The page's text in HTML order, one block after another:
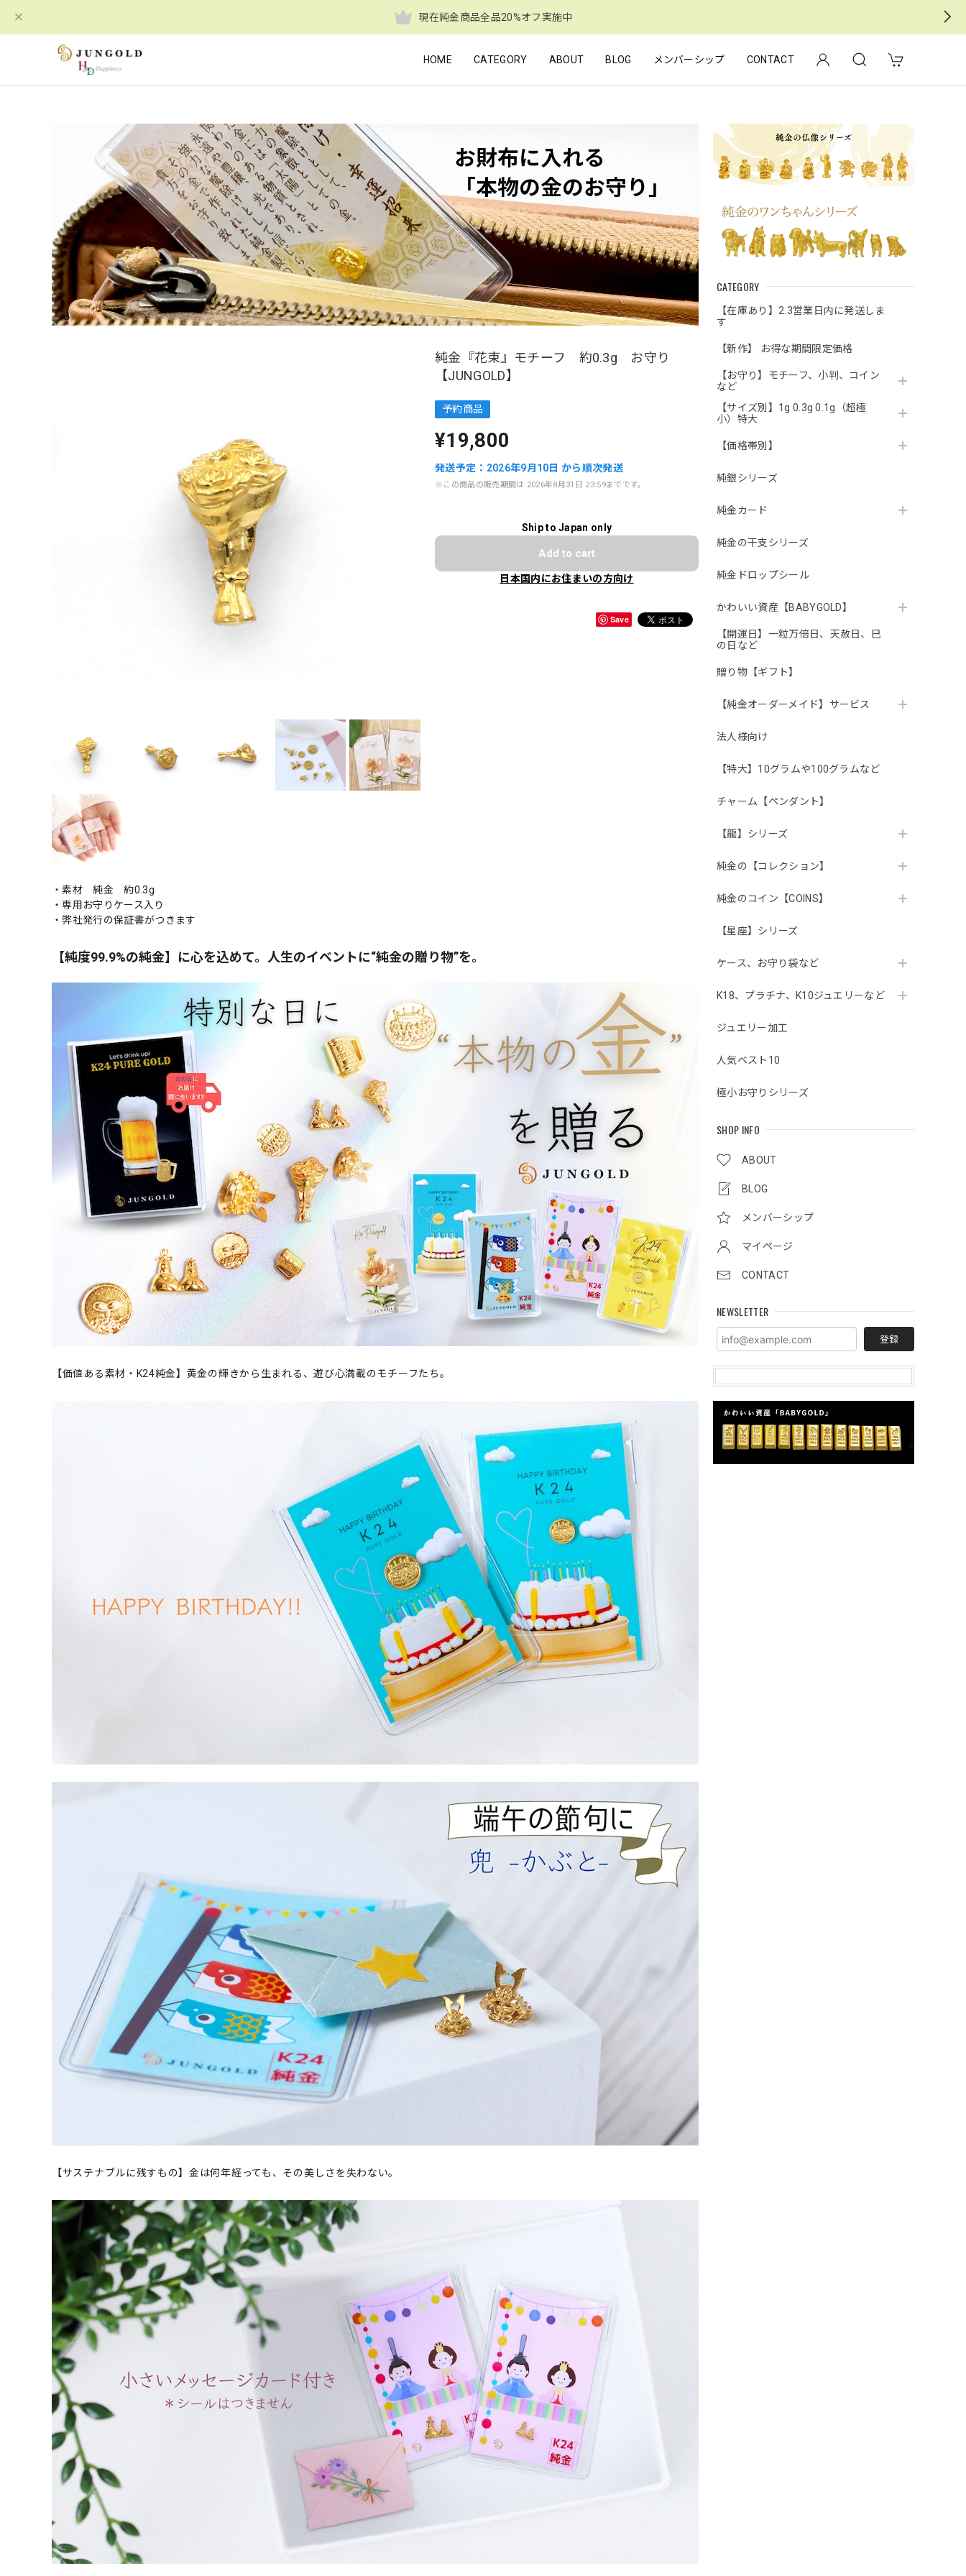
現在純金商品全品20%オフ実施中
HOME CATEGORY ABOUT BLOG メンバーシップ CONTACT
CATEGORY
【在庫あり】2.3営業日内に発送しま
す
【新作】 お得な期間限定価格
【お守り】モチーフ、小判、コイン
など
【サイズ別】1g 0.3g 0.1g（超極
小）特大
【価格帯別】
純銀シリーズ
純金カード
純金の干支シリーズ
純金ドロップシール
かわいい資産【BABYGOLD】
【開運日】一粒万倍日、天赦日、巳
の日など
贈り物【ギフト】
【純金オーダーメイド】サービス
法人様向け
【特大】10グラムや100グラムなど
チャーム【ペンダント】
【龍】シリーズ
純金の【コレクション】
純金のコイン【COINS】
【星座】シリーズ
ケース、お守り袋など
K18、プラチナ、K10ジュエリーなど
ジュエリー加工
人気ベスト10
極小お守りシリーズ
SHOP INFO
ABOUT
BLOG
メンバーシップ
マイページ
CONTACT
NEWSLETTER
登録
純金『花束』モチーフ 約0.3g お守り
【JUNGOLD】
予約商品
¥19,800
発送予定：2026年9月10日 から順次発送
※この商品の販売期間は 2026年8月31日 23:59までです。
Ship to Japan only
Add to cart
日本国内にお住まいの方向け
Save
・素材 純金 約0.3g
・専用お守りケース入り
・弊社発行の保証書がつきます
【純度99.9%の純金】に心を込めて。人生のイベントに“純金の贈り物”を。
【価値ある素材・K24純金】黄金の輝きから生まれる、遊び心満載のモチーフたち。
【サステナブルに残すもの】金は何年経っても、その美しさを失わない。